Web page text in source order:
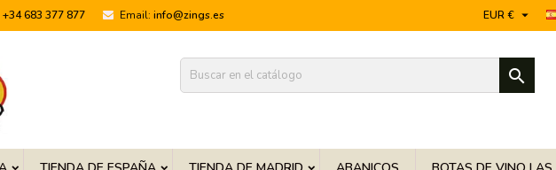
683 377 877 Email: info@zings.es EUR € 
